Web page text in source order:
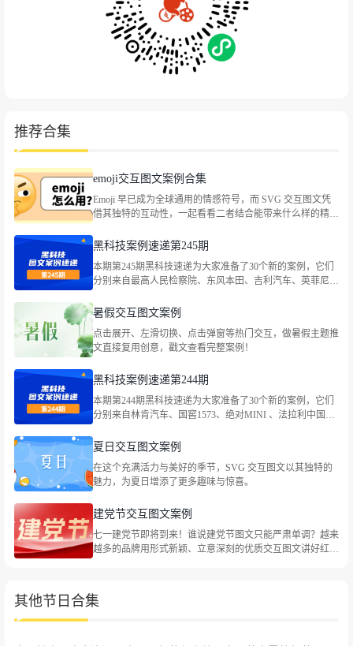
推荐合集
emoji交互图文案例合集
Emoji 早已成为全球通用的情感符号，而 SVG 交互图文凭
借其独特的互动性，一起看看二者结合能带来什么样的精彩
黑科技案例速递第245期
本期第245期黑科技速递为大家准备了30个新的案例，它们
分别来自最高人民检察院、东风本田、吉利汽车、英菲尼
LEGO乐高、Bananain蕉内、古茗茶饮、蔡司官方、茉酸
社会热点等主题。
暑假交互图文案例
点击展开、左滑切换、点击弹窗等热门交互，做暑假主题推
文直接复用创意，戳文查看完整案例！
黑科技案例速递第244期
本期第244期黑科技速递为大家准备了30个新的案例，它们
分别来自林肯汽车、国窖1573、绝对MINI 、法拉利中国、
世喜、东风本田、最高人民法院、特仑苏、heytea喜茶、最
等主题。
夏日交互图文案例
在这个充满活力与美好的季节，SVG 交互图文以其独特的
魅力，为夏日增添了更多趣味与惊喜。
建党节交互图文案例
七一建党节即将到来！谁说建党节图文只能严肃单调？越来
越多的品牌用形式新颖、立意深刻的优质交互图文讲好红色
其他节日合集